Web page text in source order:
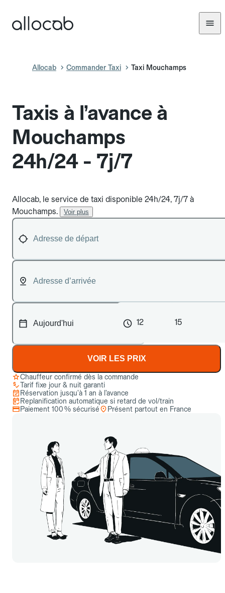
Allocab Commander Taxi Taxi Mouchamps
Taxis à l’avance à
Mouchamps
24h/24 - 7j/7
Allocab, le service de taxi disponible 24h/24, 7j/7 à
Mouchamps.
Voir plus
12 15
VOIR LES PRIX
Chauffeur confirmé dès la commande
Tarif fixe jour & nuit garanti
Réservation jusqu’à 1 an à l’avance
Replanification automatique si retard de vol/train
Paiement 100 % sécurisé
Présent partout en France